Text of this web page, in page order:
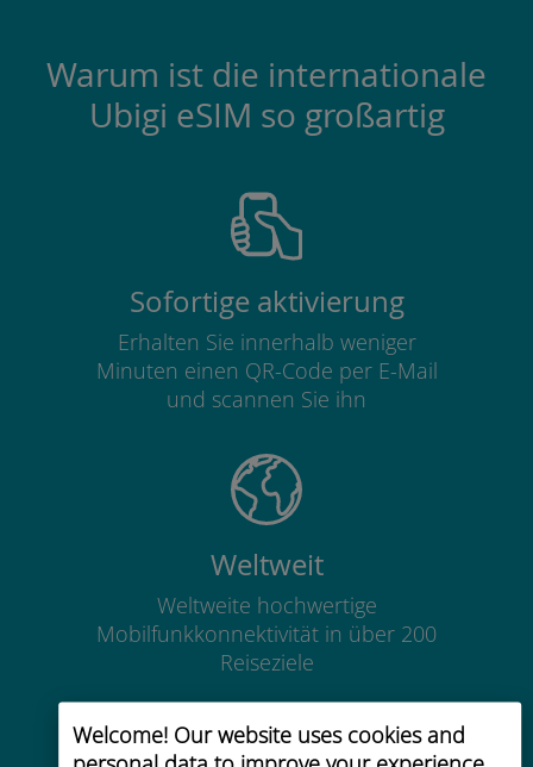
Welcome! Our website uses cookies and
Warum ist die internationale
Ubigi eSIM so großartig
Sofortige aktivierung
Erhalten Sie innerhalb weniger
Minuten einen QR-Code per E-Mail
und scannen Sie ihn
Weltweit
Weltweite hochwertige
Mobilfunkkonnektivität in über 200
Reiseziele